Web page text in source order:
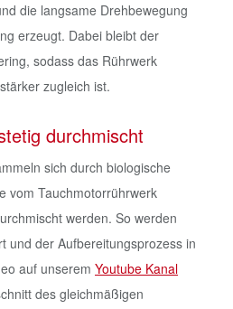
die langsame Drehbewegung
erzeugt. Dabei bleibt der
sodass das Rührwerk
zugleich ist.
durchmischt
sich durch biologische
vom Tauchmotorrührwerk
werden. So werden
und der Aufbereitungsprozess in
auf unserem Youtube Kanal
des gleichmäßigen